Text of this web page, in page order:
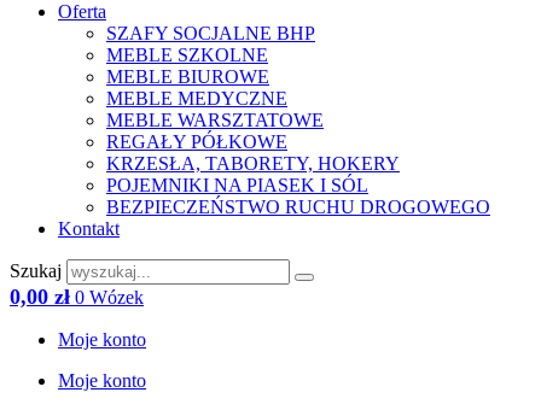
Oferta
SZAFY SOCJALNE BHP
MEBLE SZKOLNE
MEBLE BIUROWE
MEBLE MEDYCZNE
MEBLE WARSZTATOWE
REGAŁY PÓŁKOWE
KRZESŁA, TABORETY, HOKERY
POJEMNIKI NA PIASEK I SÓL
BEZPIECZEŃSTWO RUCHU DROGOWEGO
Kontakt
Szukaj
0,00 zł 0 Wózek
Moje konto
Moje konto